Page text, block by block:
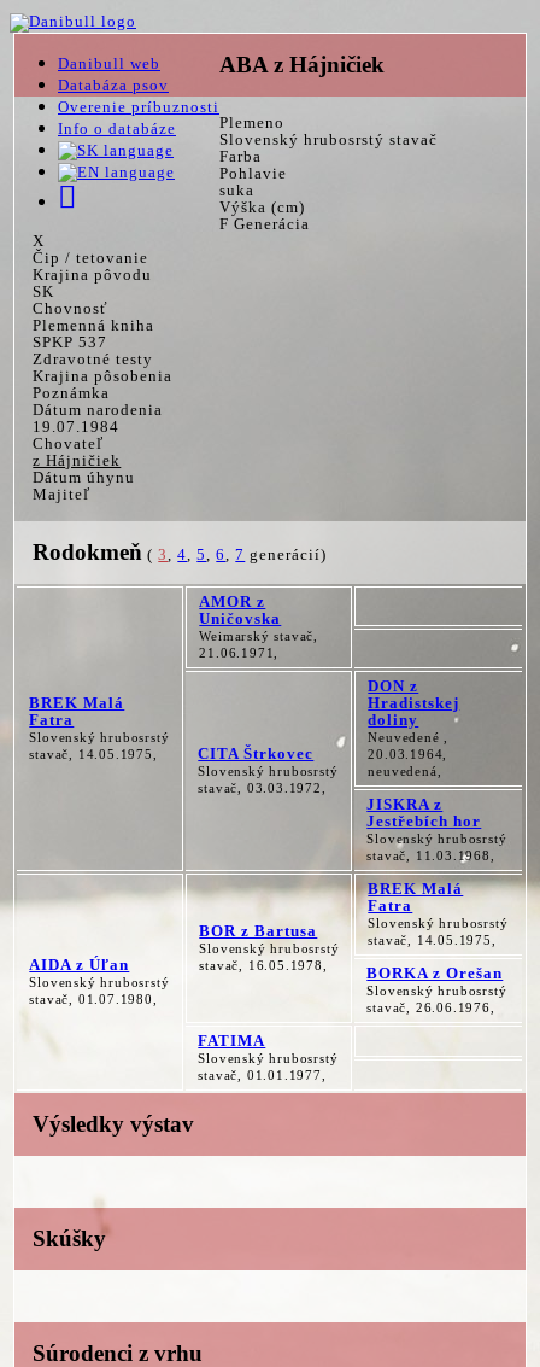
Danibull web
Databáza psov
Overenie príbuznosti
Info o databáze
ABA z Hájničiek
Plemeno
Slovenský hrubosrstý stavač
Farba
Pohlavie
suka
Výška (cm)
F Generácia
X
Čip / tetovanie
Krajina pôvodu
SK
Chovnosť
Plemenná kniha
SPKP 537
Zdravotné testy
Krajina pôsobenia
Poznámka
Dátum narodenia
19.07.1984
Chovateľ
z Hájničiek
Dátum úhynu
Majiteľ
Rodokmeň (3,4,5,6,7 generácií)
BREK Malá
Fatra
Slovenský hrubosrstý
stavač, 14.05.1975,
AMOR z
Uničovska
Weimarský stavač,
21.06.1971,
CITA Štrkovec
Slovenský hrubosrstý
stavač, 03.03.1972,
DON z
Hradistskej
doliny
Neuvedené ,
20.03.1964,
neuvedená,
JISKRA z
Jestřebích hor
Slovenský hrubosrstý
stavač, 11.03.1968,
AIDA z Úľan
Slovenský hrubosrstý
stavač, 01.07.1980,
BOR z Bartusa
Slovenský hrubosrstý
stavač, 16.05.1978,
BREK Malá
Fatra
Slovenský hrubosrstý
stavač, 14.05.1975,
BORKA z Orešan
Slovenský hrubosrstý
stavač, 26.06.1976,
FATIMA
Slovenský hrubosrstý
stavač, 01.01.1977,
Výsledky výstav
Skúšky
Súrodenci z vrhu